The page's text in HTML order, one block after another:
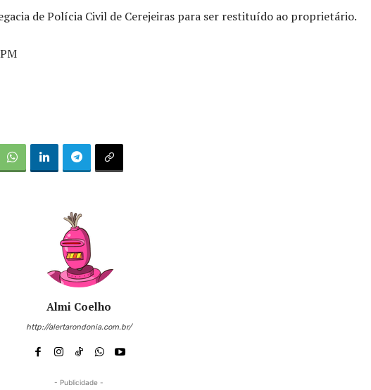
de Polícia Civil de Cerejeiras para ser restituído ao proprietário.
Almi Coelho
http://alertarondonia.com.br/
- Publicidade -